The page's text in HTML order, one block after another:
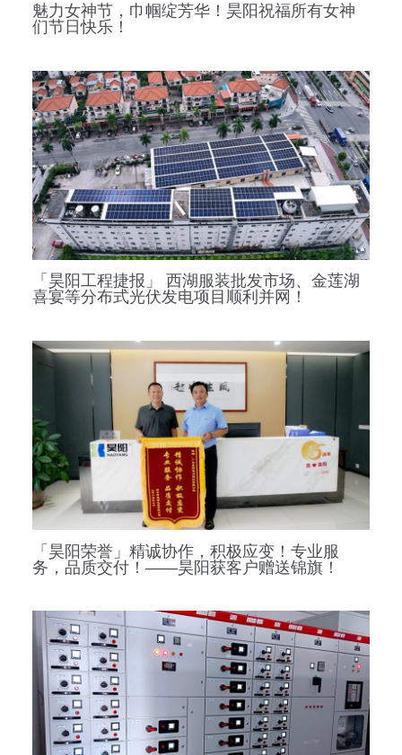
魅力女神节，巾帼绽芳华！昊阳祝福所有女神
们节日快乐！
「昊阳工程捷报」 西湖服装批发市场、金莲湖
喜宴等分布式光伏发电项目顺利并网！
「昊阳荣誉」精诚协作，积极应变！专业服
务，品质交付！——昊阳获客户赠送锦旗！